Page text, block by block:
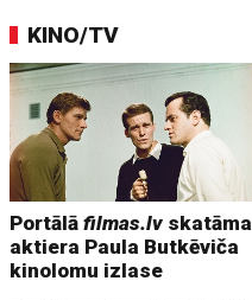
KINO/TV
Portālāfilmas.lv skatāma
aktiera Paula Butkēviča
kinolomu izlase